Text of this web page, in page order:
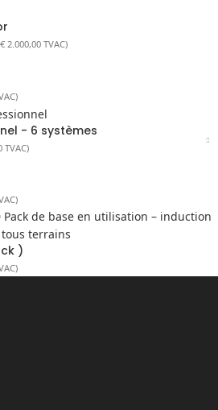
€ 2.000,00 TVAC)
- 6 systèmes
TVAC)
)